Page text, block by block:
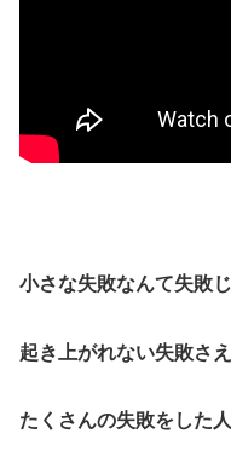
小さな失敗なんて失敗
起き上がれない失敗さ
たくさんの失敗をした